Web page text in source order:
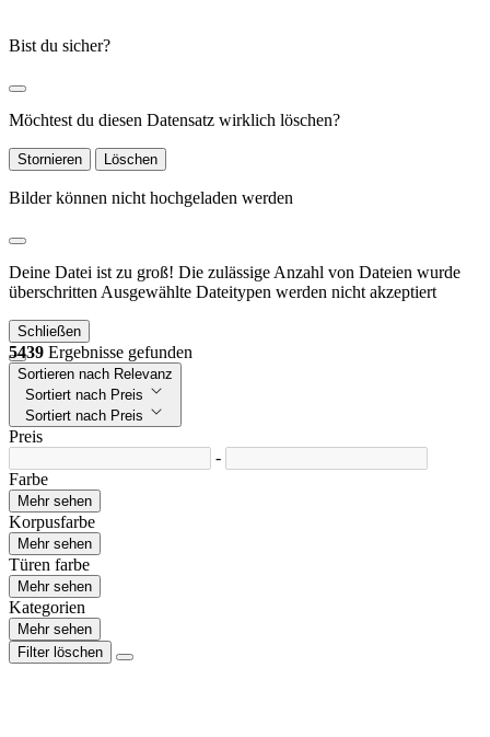
Bist du sicher?
Möchtest du diesen Datensatz wirklich löschen?
Stornieren Löschen
Bilder können nicht hochgeladen werden
Deine Datei ist zu groß! Die zulässige Anzahl von Dateien wurde
überschritten Ausgewählte Dateitypen werden nicht akzeptiert
Schließen
5439 Ergebnisse gefunden
Sortieren nach Relevanz
Sortiert nach Preis
Sortiert nach Preis
Preis
-
Farbe
Mehr sehen
Korpusfarbe
Mehr sehen
Türen farbe
Mehr sehen
Kategorien
Mehr sehen
Filter löschen